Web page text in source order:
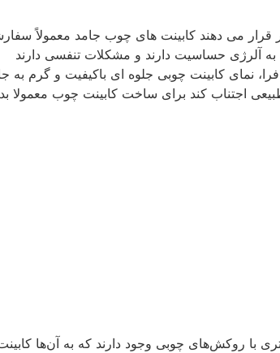
قرار می دهند کابینت های چوب جامد معمولاً
آلرژی حساسیت دارند و مشکلات تنفسی دارند
نمای کابینت چوبی جلوه ای باکیفیت و گرم به
اجتناب کند برای ساخت کابینت چوب معمولا
با روکش‌های چوبی وجود دارند که به آن‌ها